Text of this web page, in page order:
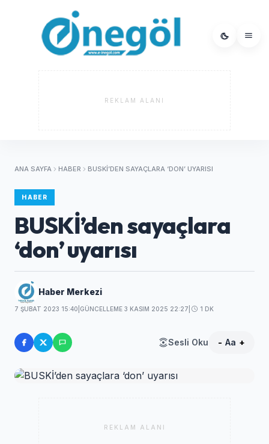
REKLAM ALANI
ANA SAYFA HABER BUSKİ’DEN SAYAÇLARA ‘DON’ UYARISI
HABER
BUSKİ’den sayaçlara
‘don’ uyarısı
Haber Merkezi
7 ŞUBAT 2023 15:40 GÜNCELLEME 3 KASIM 2025 22:27 1 DK
Sesli Oku - Aa +
REKLAM ALANI